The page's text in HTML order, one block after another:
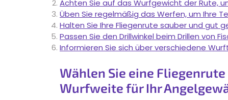
Achten Sie auf das Wurfgewicht der Rute,
Üben Sie regelmäßig das Werfen, um Ihre
Halten Sie Ihre Fliegenrute sauber und gut
Passen Sie den Drillwinkel beim Drillen von
Informieren Sie sich über verschiedene
Wählen Sie eine
Wurfweite für Ihr